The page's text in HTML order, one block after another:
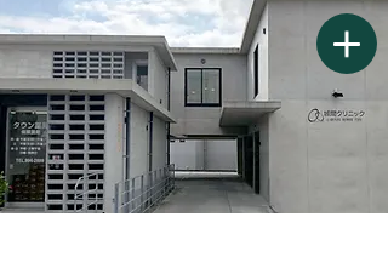
城間クリニック｜shiroma-clinic |
心療内科 | 〒901-2102 沖縄県浦添
市前田564-1 - shiroma-clinic2025